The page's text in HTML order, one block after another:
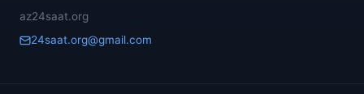
az24saat.org
24saat.org@gmail.com